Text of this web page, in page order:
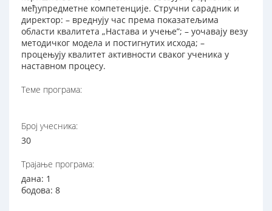
међупредметне компетенције. Стручни сарадник и
директор: – вреднују час према показатељима
области квалитета „Настава и учење”; – уочавају везу
методичког модела и постигнутих исхода; –
процењују квалитет активности сваког ученика у
наставном процесу.
Теме програма:
Број учесника:
30
Трајање програма:
дана: 1
бодова: 8